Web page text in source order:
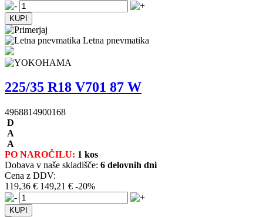
Letna pnevmatika
225/35 R18 V701 87 W
4968814900168
D
A
A
PO NAROČILU: 1 kos
Dobava v naše skladišče: 6 delovnih dni
Cena z DDV:
119,36 € 149,21 € -20%